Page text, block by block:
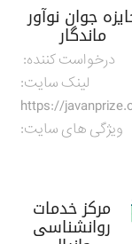
جوان نوآور
ماندگار
درخواست کننده:
لینک سایت:
https://
ویژگی های سایت:
مرکز خدمات
روانشناسی